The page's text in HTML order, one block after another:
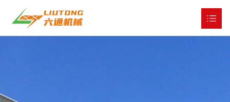
产品展示